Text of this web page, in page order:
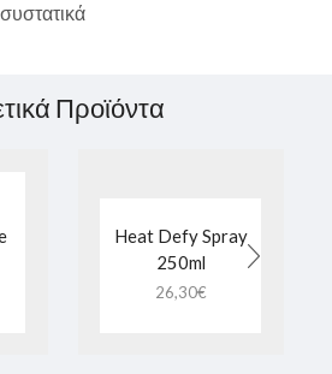
Προϊόντα
Heat Defy Spray
250ml
26,30€